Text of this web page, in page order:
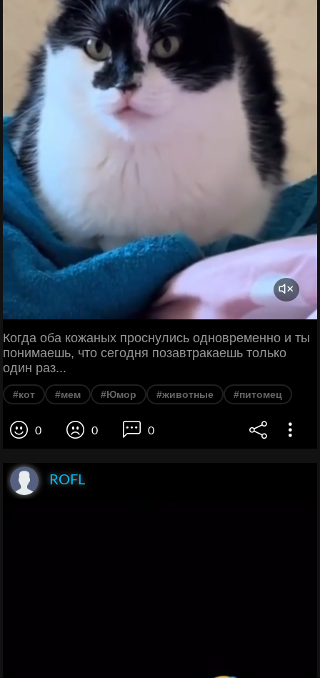
Когда оба кожаных проснулись одновременно и ты
понимаешь, что сегодня позавтракаешь только
один раз...
#кот #мем #Юмор #животные #питомец
0 0 0
ROFL